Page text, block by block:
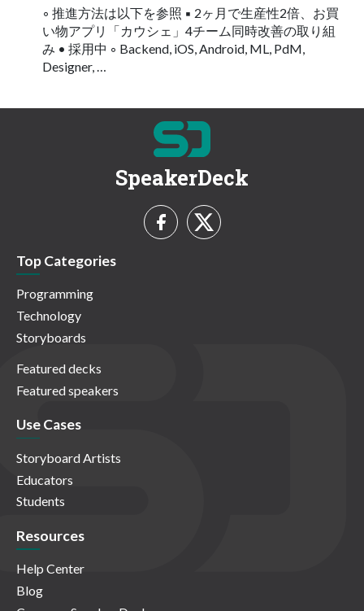
◦ 推進⽅法は以下を参照 ▪ 2ヶ⽉で⽣産性2倍、お買
い物アプリ「カウシェ」4チーム同時改善の取り組
み • 採⽤中 ◦ Backend, iOS, Android, ML, PdM,
Designer, …
SpeakerDeck
Top Categories
Programming
Technology
Storyboards
Featured decks
Featured speakers
Use Cases
Storyboard Artists
Educators
Students
Resources
Help Center
Blog